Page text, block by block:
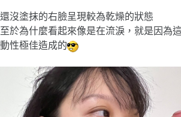
還沒塗抹的右臉呈現較為乾燥的狀態
至於為什麼看起來像是在流淚，就是因為
動性極佳造成的